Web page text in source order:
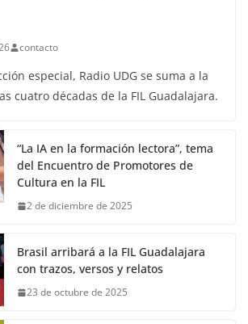
contacto
especial, Radio UDG se suma a la
cuatro décadas de la FIL Guadalajara.
“La IA en la formación lectora”, tema
del Encuentro de Promotores de
Cultura en la FIL
2 de diciembre de 2025
Brasil arribará a la FIL Guadalajara
con trazos, versos y relatos
23 de octubre de 2025